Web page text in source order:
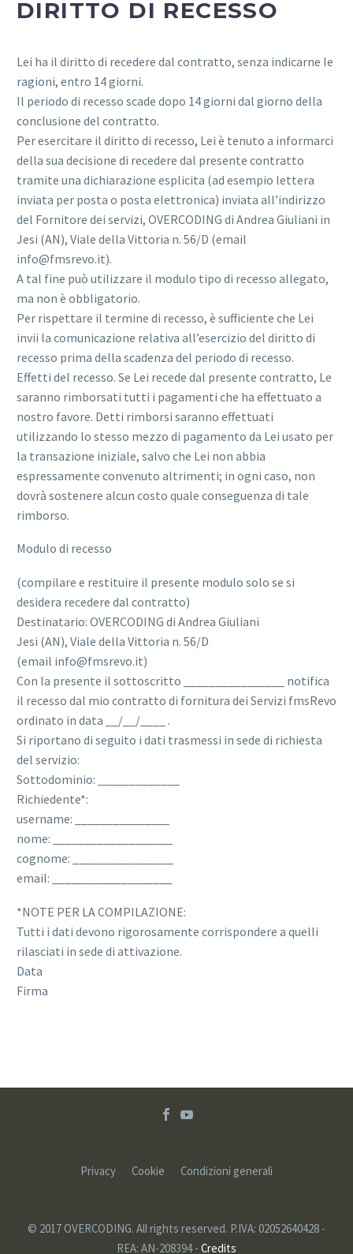
DIRITTO DI RECESSO
Lei ha il diritto di recedere dal contratto, senza indicarne le
ragioni, entro 14 giorni.
Il periodo di recesso scade dopo 14 giorni dal giorno della
conclusione del contratto.
Per esercitare il diritto di recesso, Lei è tenuto a informarci
della sua decisione di recedere dal presente contratto
tramite una dichiarazione esplicita (ad esempio lettera
inviata per posta o posta elettronica) inviata all’indirizzo
del Fornitore dei servizi, OVERCODING di Andrea Giuliani in
Jesi (AN), Viale della Vittoria n. 56/D (email
info@fmsrevo.it).
A tal fine può utilizzare il modulo tipo di recesso allegato,
ma non è obbligatorio.
Per rispettare il termine di recesso, è sufficiente che Lei
invii la comunicazione relativa all’esercizio del diritto di
recesso prima della scadenza del periodo di recesso.
Effetti del recesso. Se Lei recede dal presente contratto, Le
saranno rimborsati tutti i pagamenti che ha effettuato a
nostro favore. Detti rimborsi saranno effettuati
utilizzando lo stesso mezzo di pagamento da Lei usato per
la transazione iniziale, salvo che Lei non abbia
espressamente convenuto altrimenti; in ogni caso, non
dovrà sostenere alcun costo quale conseguenza di tale
rimborso.
Modulo di recesso
(compilare e restituire il presente modulo solo se si
desidera recedere dal contratto)
Destinatario: OVERCODING di Andrea Giuliani
Jesi (AN), Viale della Vittoria n. 56/D
(email info@fmsrevo.it)
Con la presente il sottoscritto ________________ notifica
il recesso dal mio contratto di fornitura dei Servizi fmsRevo
ordinato in data __/__/____ .
Si riportano di seguito i dati trasmessi in sede di richiesta
del servizio:
Sottodominio: _____________
Richiedente*:
username: _______________
nome: ___________________
cognome: ________________
email: ___________________
*NOTE PER LA COMPILAZIONE:
Tutti i dati devono rigorosamente corrispondere a quelli
rilasciati in sede di attivazione.
Data
Firma
Privacy Cookie Condizioni generali
© 2017 OVERCODING. All rights reserved. P.IVA: 02052640428 -
REA: AN-208394 - Credits